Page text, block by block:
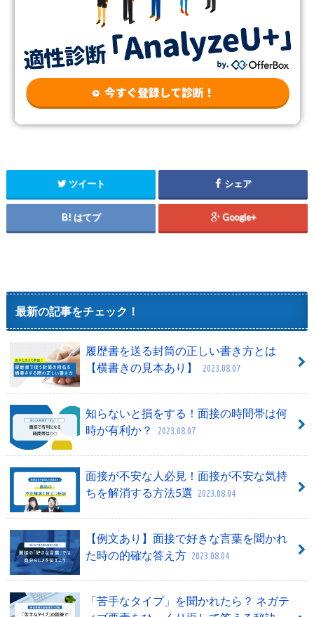
ツイート シェア
はてブ Google+
最新の記事をチェック！
履歴書を送る封筒の正しい書き方とは
【横書きの見本あり】
2023.08.07
知らないと損をする！面接の時間帯は何
時が有利か？
2023.08.07
面接が不安な人必見！面接が不安な気持
ちを解消する方法5選 2023.08.04
【例文あり】面接で好きな言葉を聞かれ
た時の的確な答え方 2023.08.04
「苦手なタイプ」を聞かれたら？ ネガテ